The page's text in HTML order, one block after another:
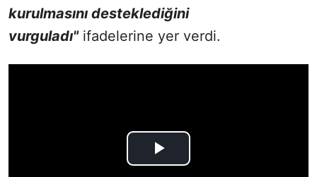
kurulmasını desteklediğini
vurguladı"ifadelerine yer verdi.